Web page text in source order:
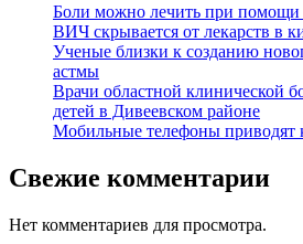
Боли можно лечить при помощи
ВИЧ скрывается от лекарств в
Ученые близки к созданию
астмы
Врачи областной клинической
детей в Дивеевском районе
Мобильные телефоны приводят
Свежие комментарии
Нет комментариев для просмотра.